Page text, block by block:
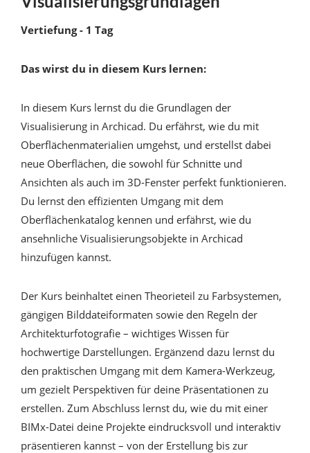
Vertiefung - 1 Tag
Das wirst du in diesem Kurs lernen:
In diesem Kurs lernst du die Grundlagen der
Visualisierung in Archicad. Du erfährst, wie du mit
Oberflächenmaterialien umgehst, und erstellst dabei
neue Oberflächen, die sowohl für Schnitte und
Ansichten als auch im 3D-Fenster perfekt funktionieren.
Du lernst den effizienten Umgang mit dem
Oberflächenkatalog kennen und erfährst, wie du
ansehnliche Visualisierungsobjekte in Archicad
hinzufügen kannst.
Der Kurs beinhaltet einen Theorieteil zu Farbsystemen,
gängigen Bilddateiformaten sowie den Regeln der
Architekturfotografie – wichtiges Wissen für
hochwertige Darstellungen. Ergänzend dazu lernst du
den praktischen Umgang mit dem Kamera-Werkzeug,
um gezielt Perspektiven für deine Präsentationen zu
erstellen. Zum Abschluss lernst du, wie du mit einer
BIMx-Datei deine Projekte eindrucksvoll und interaktiv
präsentieren kannst – von der Erstellung bis zur